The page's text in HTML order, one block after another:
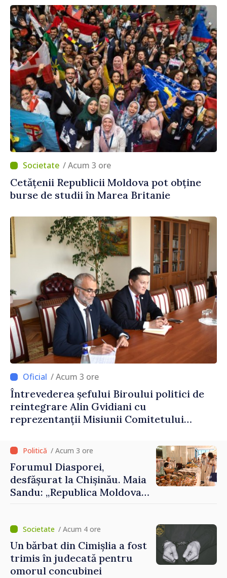
/ Acum 3 ore
Cetățenii Republicii Moldova pot obține
burse de studii în Marea Britanie
/ Acum 3 ore
Întrevederea șefului Biroului politici de
reintegrare Alin Gvidiani cu
reprezentanții Misiunii Comitetului
/ Acum 3 ore
Forumul Diasporei,
desfășurat la Chișinău. Maia
Sandu: „Republica Moldova
rol important în promovarea
și susținerea acestui
parcurs”
/ Acum 4 ore
Un bărbat din Cimișlia a fost
trimis în judecată pentru
omorul concubinei